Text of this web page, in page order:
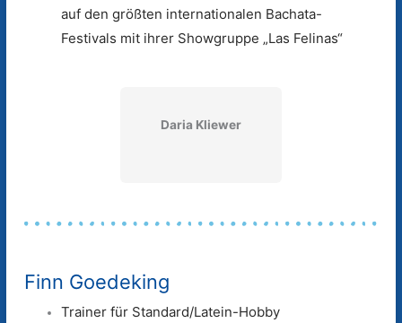
auf den größten internationalen Bachata-
Festivals mit ihrer Showgruppe „Las Felinas“
Daria Kliewer
Finn Goedeking
Trainer für Standard/Latein-Hobby